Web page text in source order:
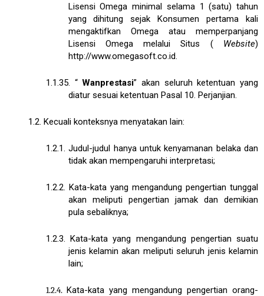
Lisensi Omega minimal selama 1 (satu) tahun
yang dihitung sejak Konsumen pertama kali
mengaktifkan Omega atau memperpanjang
Lisensi Omega melalui Situs ( Website)
http://www.omegasoft.co.id.
1.1.35. “Wanprestasi” akan seluruh ketentuan yang
diatur sesuai ketentuan Pasal 10. Perjanjian.
1.2. Kecuali konteksnya menyatakan lain:
1.2.1. Judul-judul hanya untuk kenyamanan belaka dan
tidak akan mempengaruhi interpretasi;
1.2.2. Kata-kata yang mengandung pengertian tunggal
akan meliputi pengertian jamak dan demikian
pula sebaliknya;
1.2.3.Kata-kata yang mengandung pengertian suatu
jenis kelamin akan meliputi seluruh jenis kelamin
lain;
1.2.4. Kata-kata yang mengandung pengertian orang-